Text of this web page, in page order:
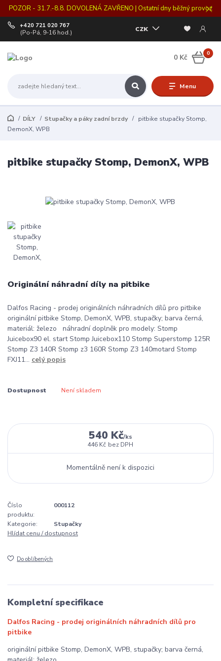
POZOR - 31.7.-8.8. DOVOLENÁ ZAVŘENO | Ostatní dny běžný provoz
Menu
CZK
+420 721 020 767
(Po-Pá, 9-16 hod.)
0
0 Kč
DÍLY Stupačky a páky zadní brzdy
pitbike stupačky Stomp,
DemonX, WPB
pitbike stupačky Stomp, DemonX, WPB
Originální náhradní díly na pitbike
Dalfos Racing - prodej originálních náhradních dílů pro pitbike
originální pitbike Stomp, DemonX, WPB, stupačky; barva černá,
materiál: železo náhradní doplněk pro modely: Stomp
Juicebox90 el. start Stomp Juicebox110 Stomp Superstomp 125R
Stomp Z3 140R Stomp z3 160R Stomp Z3 140motard Stomp
FXJ11... celý popis
Dostupnost Není skladem
540 Kč/ks
446 Kč bez DPH
Momentálně není k dispozici
Číslo
produktu:
000112
Kategorie:
Stupačky
Hlídat cenu / dostupnost
Do oblíbených
Kompletní specifikace
Dalfos Racing - prodej originálních náhradních dílů pro
pitbike
originální pitbike Stomp, DemonX, WPB, stupačky; barva černá,